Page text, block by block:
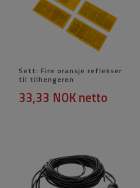
Sett: Fire oransje reflekser
til tilhengeren
33,33 NOKnetto